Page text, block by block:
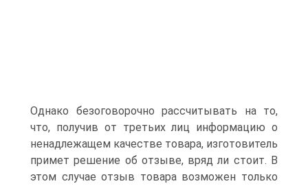
Однако безоговорочно рассчитывать на то,
что, получив от третьих лиц информацию о
ненадлежащем качестве товара, изготовитель
примет решение об отзыве, вряд ли стоит. В
этом случае отзыв товара возможен только